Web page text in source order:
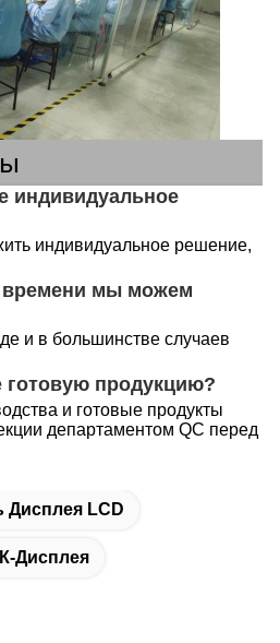
индивидуальное
индивидуальное решение,
времени мы можем
и в большинстве случаев
продукцию?
и готовые продукты
департаментом QC перед
Дисплея LCD
Дисплея